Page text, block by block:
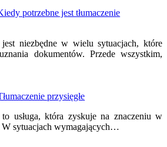
potrzebne jest tłumaczenie
jest niezbędne w wielu sytuacjach, które
dokumentów. Przede wszystkim,
przysięgłe
to usługa, która zyskuje na znaczeniu w
sytuacjach wymagających…